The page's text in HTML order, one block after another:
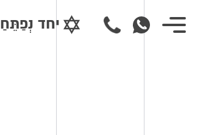
יחד נְפַתֵּחַ